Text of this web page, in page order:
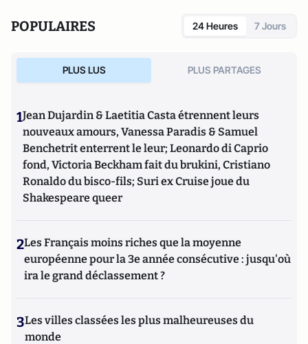
POPULAIRES 24 Heures 7 Jours
PLUS LUS PLUS PARTAGES
1Jean Dujardin & Laetitia Casta étrennent leurs
nouveaux amours, Vanessa Paradis & Samuel
Benchetrit enterrent le leur; Leonardo di Caprio
fond, Victoria Beckham fait du brukini, Cristiano
Ronaldo du bisco-fils; Suri ex Cruise joue du
Shakespeare queer
2Les Français moins riches que la moyenne
européenne pour la 3e année consécutive : jusqu'où
ira le grand déclassement ?
3Les villes classées les plus malheureuses du
monde